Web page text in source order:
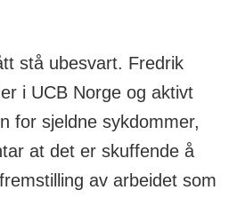
stå ubesvart. Fredrik
i UCB Norge og aktivt
for sjeldne sykdommer,
at det er skuffende å
av arbeidet som